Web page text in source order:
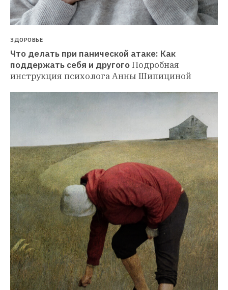
ЗДОРОВЬЕ
Что делать при панической атаке: Как
поддержать себя и другогоПодробная
инструкция психолога Анны Шипициной